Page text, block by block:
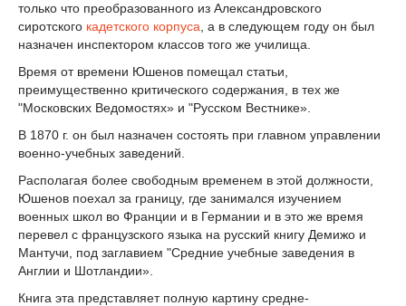
только что преобразованного из Александровского
сиротского кадетского корпуса, а в следующем году он был
назначен инспектором классов того же училища.
Время от времени Юшенов помещал статьи,
преимущественно критического содержания, в тех же
"Московских Ведомостях» и "Русском Вестнике».
В 1870 г. он был назначен состоять при главном управлении
военно-учебных заведений.
Располагая более свободным временем в этой должности,
Юшенов поехал за границу, где занимался изучением
военных школ во Франции и в Германии и в это же время
перевел с французского языка на русский книгу Демижо и
Мантучи, под заглавием "Средние учебные заведения в
Англии и Шотландии».
Книга эта представляет полную картину средне-